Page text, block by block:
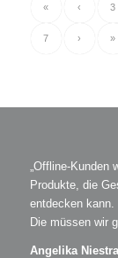
« ‹ 3
7 › »
„Offline-Kunden
Produkte, die
entdecken kann.
Die müssen wir
Angelika